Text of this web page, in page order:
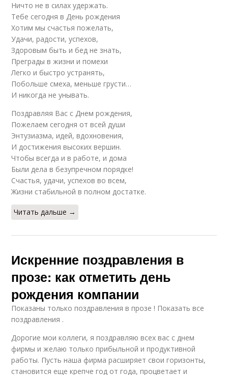
Ничто не в силах удержать.
Тебе сегодня в День рождения
Хотим мы счастья пожелать,
Удачи, радости, успехов,
Здоровым быть и бед не знать,
Преграды в жизни и помехи
Легко и быстро устранять,
Побольше смеха, меньше грусти…
И никогда не унывать.
Поздравляя Вас с Днем рождения,
Пожелаем сегодня от всей души
Энтузиазма, идей, вдохновения,
И достижения высоких вершин.
Чтобы всегда и в работе, и дома
Были дела в безупречном порядке!
Счастья, удачи, успехов во всем,
Жизни стабильной в полном достатке.
Читать дальше →
Искренние поздравления в
прозе: как отметить день
рождения компании
Показаны только поздравления в прозе ! Показать все
поздравления .
Дорогие мои коллеги, я поздравляю всех вас с днем
фирмы и желаю только прибыльной и продуктивной
работы. Пусть наша фирма расширяет свои горизонты,
становится еще крепче год от года, процветает и